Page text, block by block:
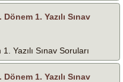
1. Yazılı Sınav
Yazılı Sınav Soruları
1. Yazılı Sınav